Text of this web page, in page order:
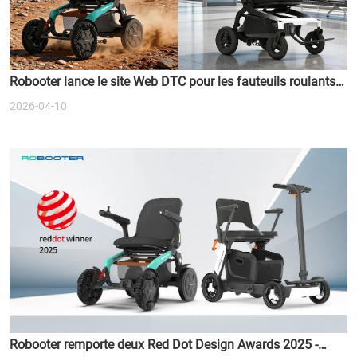
Robooter lance le site Web DTC pour les fauteuils roulants à
deux moteurs
2026-04-10
Robooter remporte deux Red Dot Design Awards 2025 -